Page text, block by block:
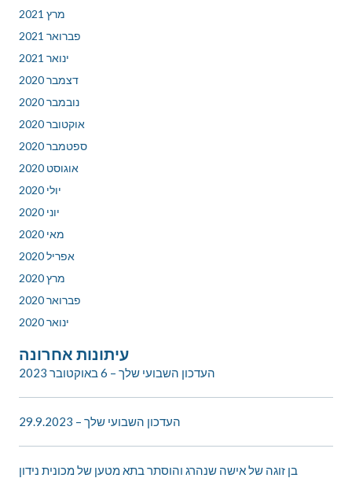
מרץ 2021
פברואר 2021
ינואר 2021
דצמבר 2020
נובמבר 2020
אוקטובר 2020
ספטמבר 2020
אוגוסט 2020
יולי 2020
יוני 2020
מאי 2020
אפריל 2020
מרץ 2020
פברואר 2020
ינואר 2020
עיתונות אחרונה
העדכון השבועי שלך – 6 באוקטובר 2023
העדכון השבועי שלך – 29.9.2023
בן זוגה של אישה שנהרג והוסתר בתא מטען של מכונית נידון